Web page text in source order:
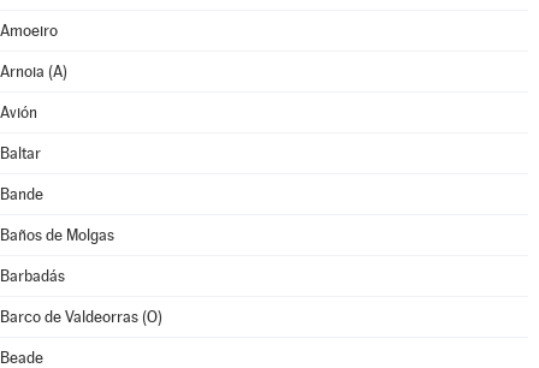
Amoeiro
Arnoia (A)
Avión
Baltar
Bande
Baños de Molgas
Barbadás
Barco de Valdeorras (O)
Beade